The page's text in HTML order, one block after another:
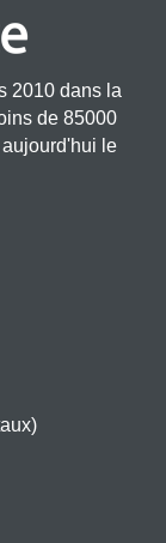
2010 dans la
de 85000
le